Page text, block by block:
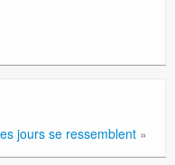
jours se ressemblent »